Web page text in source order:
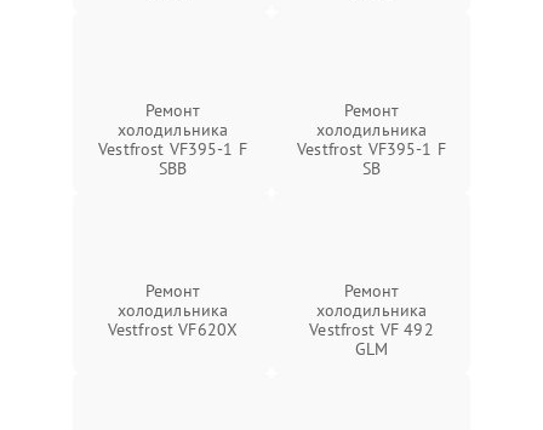
Ремонт
холодильника
Vestfrost VF395-1 F
SBB
Ремонт
холодильника
Vestfrost VF395-1 F
SB
Ремонт
холодильника
Vestfrost VF620X
Ремонт
холодильника
Vestfrost VF 492
GLM